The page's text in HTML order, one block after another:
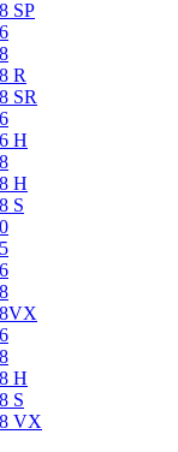
SP
R
SR
H
H
S
H
S
VX